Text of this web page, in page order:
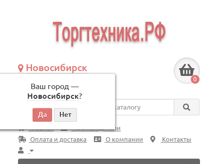
Новосибирск
Ваш город —
Новосибирск?
по будням, с 09:00 до 18:00
0
Везде
Главная
Производители
Оплата и доставка
О компании Контакты